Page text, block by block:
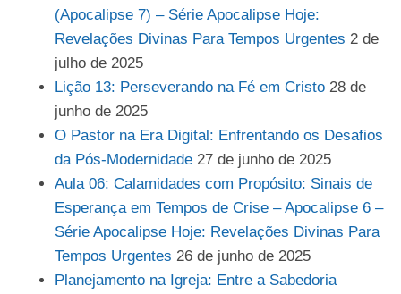
(Apocalipse 7) – Série Apocalipse Hoje:
Revelações Divinas Para Tempos Urgentes 2 de
julho de 2025
Lição 13: Perseverando na Fé em Cristo 28 de
junho de 2025
O Pastor na Era Digital: Enfrentando os Desafios
da Pós-Modernidade 27 de junho de 2025
Aula 06: Calamidades com Propósito: Sinais de
Esperança em Tempos de Crise – Apocalipse 6 –
Série Apocalipse Hoje: Revelações Divinas Para
Tempos Urgentes 26 de junho de 2025
Planejamento na Igreja: Entre a Sabedoria